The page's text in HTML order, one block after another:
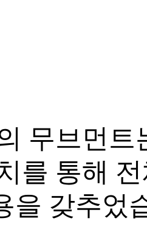
무브먼
를 통해
을 갖추었